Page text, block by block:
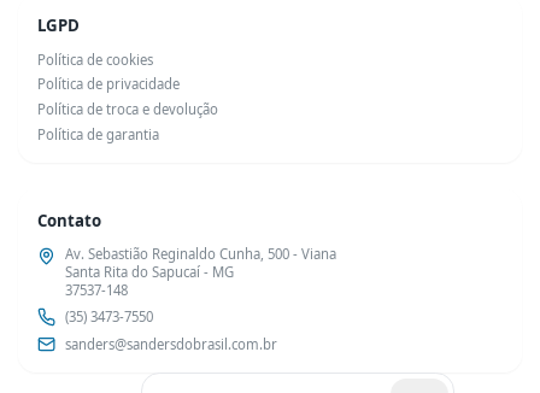
LGPD
Política de cookies
Política de privacidade
Política de troca e devolução
Política de garantia
Contato
Av. Sebastião Reginaldo Cunha, 500 - Viana
Santa Rita do Sapucaí - MG
37537-148
(35) 3473-7550
sanders@sandersdobrasil.com.br